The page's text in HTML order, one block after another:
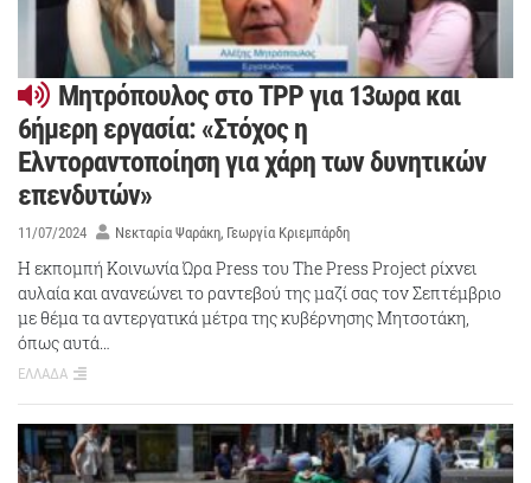
Μητρόπουλος στο TPP για 13ωρα και
6ήμερη εργασία: «Στόχος η
Ελντοραντοποίηση για χάρη των δυνητικών
επενδυτών»
11/07/2024 Νεκταρία Ψαράκη Γεωργία Κριεμπάρδη
Η εκπομπή Κοινωνία Ώρα Press του The Press Project ρίχνει
αυλαία και ανανεώνει το ραντεβού της μαζί σας τον Σεπτέμβριο
με θέμα τα αντεργατικά μέτρα της κυβέρνησης Μητσοτάκη,
όπως αυτά…
ΕΛΛΑΔΑ